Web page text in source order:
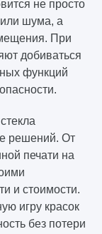
не просто
шума, а
При
добиваться
функций
решений. От
печати на
и стоимости.
игру красок
без потери